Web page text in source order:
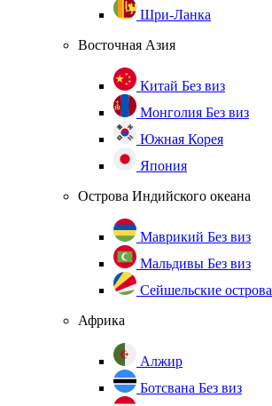
Шри-Ланка
Восточная Азия
Китай Без виз
Монголия Без виз
Южная Корея
Япония
Острова Индийского океана
Маврикий Без виз
Мальдивы Без виз
Сейшельские острова
Африка
Алжир
Ботсвана Без виз